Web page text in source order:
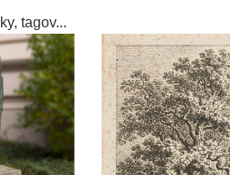
tagov...